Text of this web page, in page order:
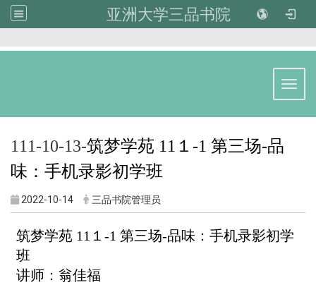
亚洲大学三品书院
111-10-13-筑梦学苑 11１-1 第三场-品
味：手机录影初学班
2022-10-14 三品书院管理员
筑梦学苑 11１-1 第三场-品味：手机录影初学
班
讲师： 翁佳福